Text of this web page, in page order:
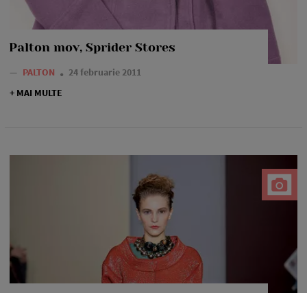
Palton mov, Sprider Stores
— PALTON
24 februarie 2011
+ MAI MULTE